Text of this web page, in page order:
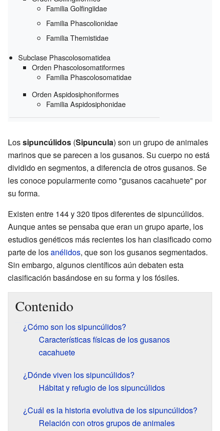
Familia Golfingiidae
Familia Phascolionidae
Familia Themistidae
Subclase Phascolosomatidea
Orden Phascolosomatiformes
Familia Phascolosomatidae
Orden Aspidosiphoniformes
Familia Aspidosiphonidae
Lossipuncúlidos (Sipuncula) son un grupo de animales
marinos que se parecen a los gusanos. Su cuerpo no está
dividido en segmentos, a diferencia de otros gusanos. Se
les conoce popularmente como "gusanos cacahuete" por
su forma.
Existen entre 144 y 320 tipos diferentes de sipuncúlidos.
Aunque antes se pensaba que eran un grupo aparte, los
estudios genéticos más recientes los han clasificado como
parte de losanélidos, que son los gusanos segmentados.
Sin embargo, algunos científicos aún debaten esta
clasificación basándose en su forma y los fósiles.
Contenido
¿Cómo son los sipuncúlidos?
Características físicas de los gusanos
cacahuete
¿Dónde viven los sipuncúlidos?
Hábitat y refugio de los sipuncúlidos
¿Cuál es la historia evolutiva de los sipuncúlidos?
Relación con otros grupos de animales